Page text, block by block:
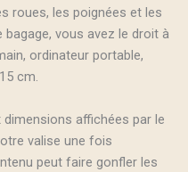
roues, les poignées et les
bagage, vous avez le droit à
ordinateur portable,
cm.
affichées par le
valise une fois
peut faire gonfler les